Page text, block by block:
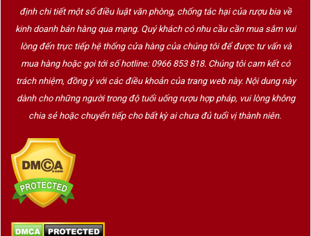
định chi tiết một số điều luật văn phòng, chống tác hại của rượu bia về
kinh doanh bán hàng qua mạng. Quý khách có nhu cầu cần mua sắm vui
lòng đến trực tiếp hệ thống cửa hàng của chúng tôi để được tư vấn và
mua hàng hoặc gọi tới số hotline: 0966 853 818. Chúng tôi cam kết có
trách nhiệm, đồng ý với các điều khoản của trang web này. Nội dung này
dành cho những người trong độ tuổi uống rượu hợp pháp, vui lòng không
chia sẻ hoặc chuyển tiếp cho bất kỳ ai chưa đủ tuổi vị thành niên.